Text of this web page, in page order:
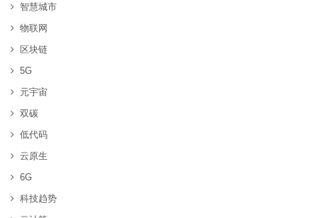
智慧城市
物联网
区块链
5G
元宇宙
双碳
低代码
云原生
6G
科技趋势